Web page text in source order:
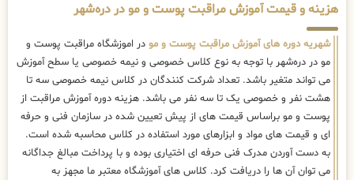
هزینه و قیمت آموزش مراقبت پوست و مو در دره‌شهر
شهریه دوره های آموزش مراقبت پوست و مو در اموزشگاه مراقبت پوست و
مو در دره‌شهر با توجه به نوع کلاس خصوصی و نیمه خصوصی یا سطح آموزش
می تواند متغیر باشد. تعداد شرکت کنندگان در کلاس نیمه خصوصی سه تا
هشت نفر و خصوصی یک تا سه نفر می باشد. هزینه دوره آموزش مراقبت از
پوست و مو براساس قیمت های از پیش تعیین شده در سازمان فنی و حرفه
ای و قیمت های مواد و ابزارهای مورد استفاده در کلاس محاسبه شده است.
به دست آوردن مدرک فنی حرفه ای اختیاری بوده و با پرداخت مبالغ جداگانه
می توان آن ها را دریافت کرد. کلاس های آموزشگاه معتبر ما مجهز به